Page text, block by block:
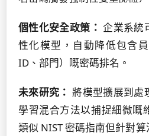
個性化安全政策： 企業系統
性化模型，自動降低包含
ID、部門）嘅密碼排名。
未來研究： 將模型擴展到處
學習混合方法以捕捉細微嘅
類似 NIST 密碼指南但針對